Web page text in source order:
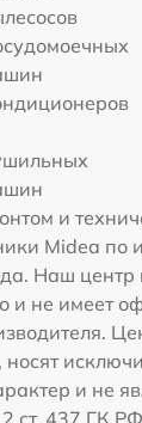
и
Midea по
Наш центр
и не имеет
и не
ст. 437 ГК